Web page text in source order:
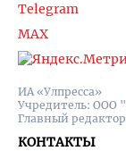
ИА «Улпресса»
Учредитель: ООО
Главный
КОНТАКТЫ
Telegram
MAX